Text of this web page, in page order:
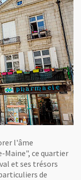
l'âme
ce quartier
et ses trésors
de